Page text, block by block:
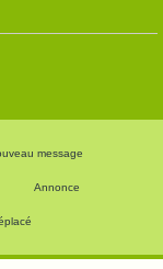
message
Annonce